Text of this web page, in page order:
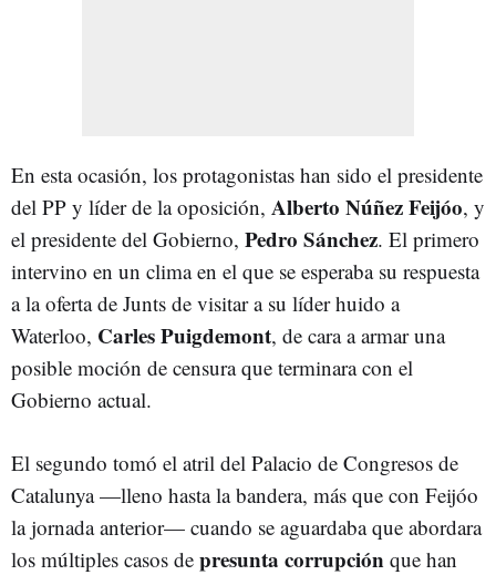
En esta ocasión, los protagonistas han sido el presidente
del PP y líder de la oposición, Alberto Núñez Feijóo, y
el presidente del Gobierno, Pedro Sánchez. El primero
intervino en un clima en el que se esperaba su respuesta
a la oferta de Junts de visitar a su líder huido a
Waterloo, Carles Puigdemont, de cara a armar una
posible moción de censura que terminara con el
Gobierno actual.
El segundo tomó el atril del Palacio de Congresos de
Catalunya —lleno hasta la bandera, más que con Feijóo
la jornada anterior— cuando se aguardaba que abordara
los múltiples casos de presunta corrupción que han